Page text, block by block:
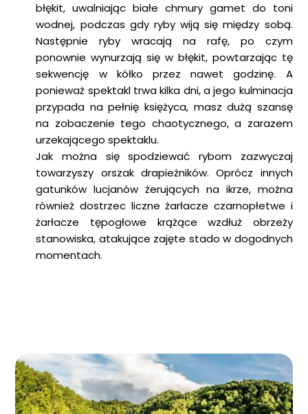
błękit, uwalniając białe chmury gamet do toni
wodnej, podczas gdy ryby wiją się między sobą.
Następnie ryby wracają na rafę, po czym
ponownie wynurzają się w błękit, powtarzając tę
sekwencję w kółko przez nawet godzinę. A
ponieważ spektakl trwa kilka dni, a jego kulminacja
przypada na pełnię księżyca, masz dużą szansę
na zobaczenie tego chaotycznego, a zarazem
urzekającego spektaklu.
Jak można się spodziewać rybom zazwyczaj
towarzyszy orszak drapieżników. Oprócz innych
gatunków lucjanów żerujących na ikrze, można
również dostrzec liczne żarłacze czarnopłetwe i
żarłacze tępogłowe krążące wzdłuż obrzeży
stanowiska, atakujące zajęte stado w dogodnych
momentach.